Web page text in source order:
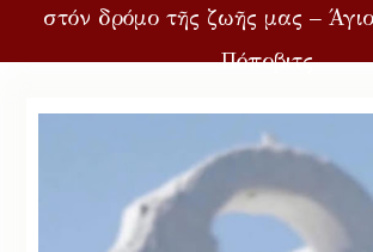
στόν δρόμο τῆς ζωῆς μας –
Πόποβιτς